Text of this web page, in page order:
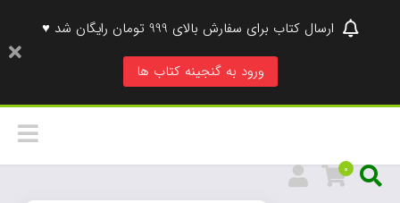
ارسال کتاب برای سفارش بالای 999 تومان رایگان شد ♥
ورود به گنجینه کتاب ها